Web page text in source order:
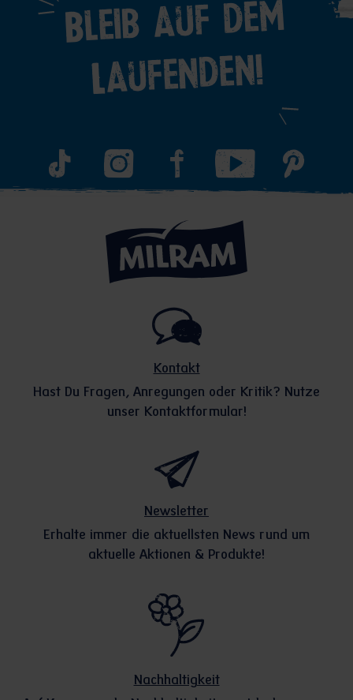
Bleib auf dem
Laufenden!
Kontakt
Hast Du Fragen, Anregungen oder Kritik? Nutze
unser Kontaktformular!
Newsletter
Erhalte immer die aktuellsten News rund um
aktuelle Aktionen & Produkte!
Nachhaltigkeit